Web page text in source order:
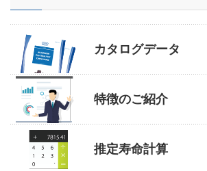
カタログデータ
特徴のご紹介
推定寿命計算